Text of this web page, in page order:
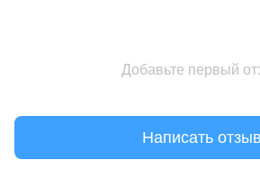
Добавьте первый
Написать отзыв